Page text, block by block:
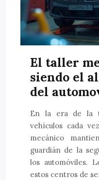
El taller
siendo el
del
En la era de la
vehículos cada
mecánico
guardián de la
los automóviles.
estos centros de